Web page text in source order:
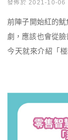
發佈於 2021-10-06
前陣子開始紅的
劇，應該也會從
今天就來介紹「
糖會讓它在勺子
模子。 椪糖製作